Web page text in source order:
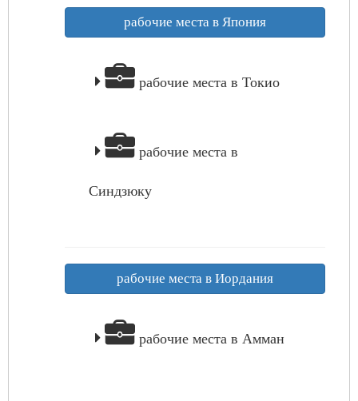
рабочие места в Япония
рабочие места в Токио
рабочие места в
Синдзюку
рабочие места в Иордания
рабочие места в Амман